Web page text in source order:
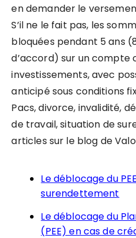
en demander le
S’il ne le fait pas, les
bloquées pendant 5 ans
d’accord) sur un compte
investissements, avec
anticipé sous conditions
Pacs, divorce, invalidité,
de travail, situation de
articles sur le blog de
Le déblocage du
surendettement
Le déblocage du
(PEE) en cas de